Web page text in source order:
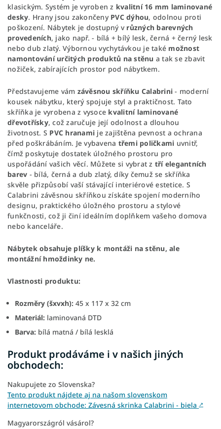
klasickým. Systém je vyroben z kvalitní 16 mm laminované
desky. Hrany jsou zakončeny PVC dýhou, odolnou proti
poškození. Nábytek je dostupný v různých barevných
provedeních, jako např. - bílá + bílý lesk, černá + černý lesk
nebo dub zlatý. Výbornou vychytávkou je také možnost
namontování určitých produktů na stěnu a tak se zbavit
nožiček, zabírajících prostor pod nábytkem.
Představujeme vám závěsnou skříňku Calabrini - moderní
kousek nábytku, který spojuje styl a praktičnost. Tato
skříňka je vyrobena z vysoce kvalitní laminované
dřevotřísky, což zaručuje její odolnost a dlouhou
životnost. S PVC hranami je zajištěna pevnost a ochrana
před poškrábáním. Je vybavena třemi poličkami uvnitř,
čímž poskytuje dostatek úložného prostoru pro
uspořádání vašich věcí. Můžete si vybrat z tří elegantních
barev - bílá, černá a dub zlatý, díky čemuž se skříňka
skvěle přizpůsobí vaší stávající interiérové estetice. S
Calabrini závěsnou skříňkou získáte spojení moderního
designu, praktického úložného prostoru a stylové
funkčnosti, což ji činí ideálním doplňkem vašeho domova
nebo kanceláře.
Nábytek obsahuje plíšky k montáži na stěnu, ale
montážní hmoždinky ne.
Vlastnosti produktu:
Rozměry (šxvxh): 45 x 117 x 32 cm
Materiál: laminovaná DTD
Barva: bílá matná / bílá lesklá
Produkt prodáváme i v našich jiných
obchodech:
Nakupujete zo Slovenska?
Tento produkt nájdete aj na našom slovenskom
internetovom obchode: Závesná skrinka Calabrini - biela ↗
Magyarországról vásárol?